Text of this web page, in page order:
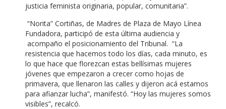
justicia feminista originaria, popular, comunitaria”.
“Norita” Cortiñas, de Madres de Plaza de Mayo Línea
Fundadora, participó de esta última audiencia y
acompaño el posicionamiento del Tribunal. “La
resistencia que hacemos todo los días, cada minuto, es
lo que hace que florezcan estas bellísimas mujeres
jóvenes que empezaron a crecer como hojas de
primavera, que llenaron las calles y dijeron acá estamos
para afianzar lucha”, manifestó. “Hoy las mujeres somos
visibles”, recalcó.